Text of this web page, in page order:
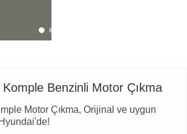
Benzinli Motor Çıkma
Motor Çıkma, Orijinal ve uygun